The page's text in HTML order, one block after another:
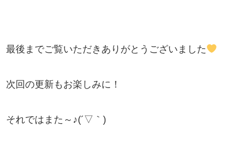
最後までご覧いただきありがとうございました
次回の更新もお楽しみに！
それではまた～♪(´▽｀)